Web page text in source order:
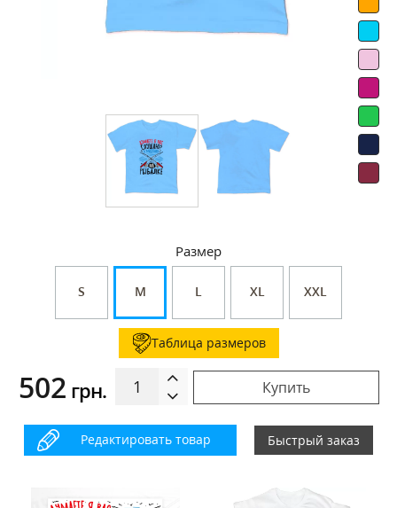
Размер
S M L XL XXL
Таблица размеров
502 грн. Купить
Редактировать товар Быстрый заказ